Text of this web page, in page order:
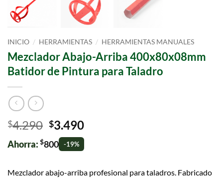
INICIO / HERRAMIENTAS / HERRAMIENTAS MANUALES
Mezclador Abajo-Arriba 400x80x08mm
Batidor de Pintura para Taladro
$4.290 $3.490
Ahorra: $800 -19%
Mezclador abajo-arriba profesional para taladros. Fabricado